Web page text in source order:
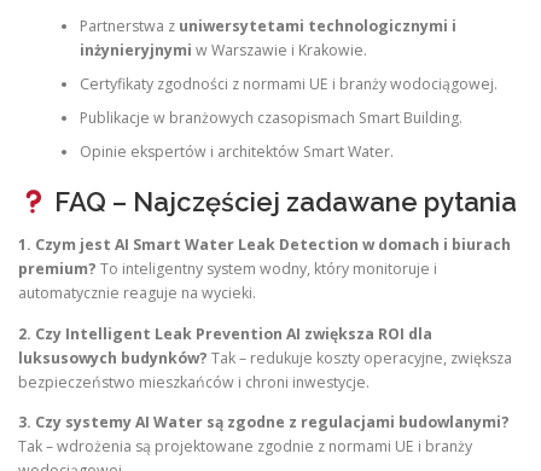
Partnerstwa z uniwersytetami technologicznymi i
inżynieryjnymi w Warszawie i Krakowie.
Certyfikaty zgodności z normami UE i branży wodociągowej.
Publikacje w branżowych czasopismach Smart Building.
Opinie ekspertów i architektów Smart Water.
FAQ – Najczęściej zadawane pytania
1. Czym jest AI Smart Water Leak Detection w domach i biurach
premium? To inteligentny system wodny, który monitoruje i
automatycznie reaguje na wycieki.
2. Czy Intelligent Leak Prevention AI zwiększa ROI dla
luksusowych budynków? Tak – redukuje koszty operacyjne, zwiększa
bezpieczeństwo mieszkańców i chroni inwestycje.
3. Czy systemy AI Water są zgodne z regulacjami budowlanymi?
Tak – wdrożenia są projektowane zgodnie z normami UE i branży